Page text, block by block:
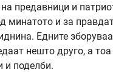
предавници и
и за
Едните
нешто друго, а тоа
и поделби.